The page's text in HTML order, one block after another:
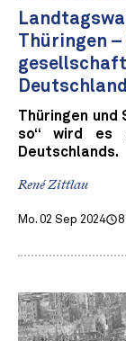
Thüringen –
Deutschland
Thüringen und
so“ wird es
Deutschlands.
René Zittlau
Mo. 02 Sep 2024 8